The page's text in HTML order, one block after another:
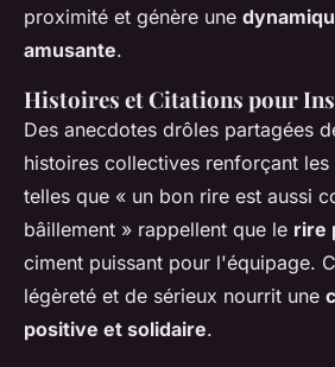
proximité et génère une
amusante.
Histoires et Citations pour
Des anecdotes drôles partagées
histoires collectives renforçant
telles que « un bon rire est aussi
bâillement » rappellent que le rire
ciment puissant pour l'équipage.
légèreté et de sérieux nourrit une
positive et solidaire.